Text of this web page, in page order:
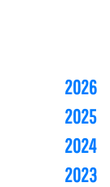
2026
2025
2024
2023